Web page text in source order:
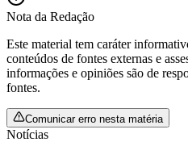
Nota da Redação
Este material tem caráter
conteúdos de fontes externas e
informações e opiniões são de
fontes.
Comunicar erro nesta matéria
Notícias